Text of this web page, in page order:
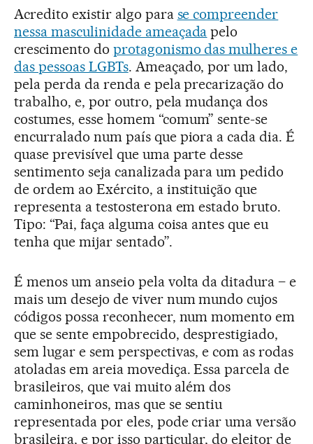
Acredito existir algo para se compreender
nessa masculinidade ameaçada pelo
crescimento do protagonismo das mulheres e
das pessoas LGBTs. Ameaçado, por um lado,
pela perda da renda e pela precarização do
trabalho, e, por outro, pela mudança dos
costumes, esse homem “comum” sente-se
encurralado num país que piora a cada dia. É
quase previsível que uma parte desse
sentimento seja canalizada para um pedido
de ordem ao Exército, a instituição que
representa a testosterona em estado bruto.
Tipo: “Pai, faça alguma coisa antes que eu
tenha que mijar sentado”.
É menos um anseio pela volta da ditadura – e
mais um desejo de viver num mundo cujos
códigos possa reconhecer, num momento em
que se sente empobrecido, desprestigiado,
sem lugar e sem perspectivas, e com as rodas
atoladas em areia movediça. Essa parcela de
brasileiros, que vai muito além dos
caminhoneiros, mas que se sentiu
representada por eles, pode criar uma versão
brasileira, e por isso particular, do eleitor de